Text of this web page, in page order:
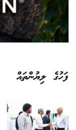
ފަހުގެ ލިޔުންތައް